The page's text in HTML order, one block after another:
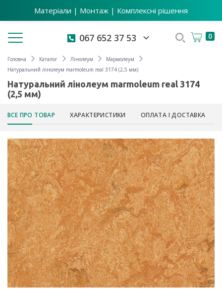
Матеріали | Монтаж | Комплексні рішення
Toggle navigation 067 652 37 53 0
Головна Каталог Лінолеум
Мармолеум
Натуральний лінолеум marmoleum real 3174 (2,5 мм)
Натуральний лінолеум marmoleum real 3174
(2,5 мм)
ВСЕ ПРО ТОВАР ХАРАКТЕРИСТИКИ ОПЛАТА І ДОСТАВКА